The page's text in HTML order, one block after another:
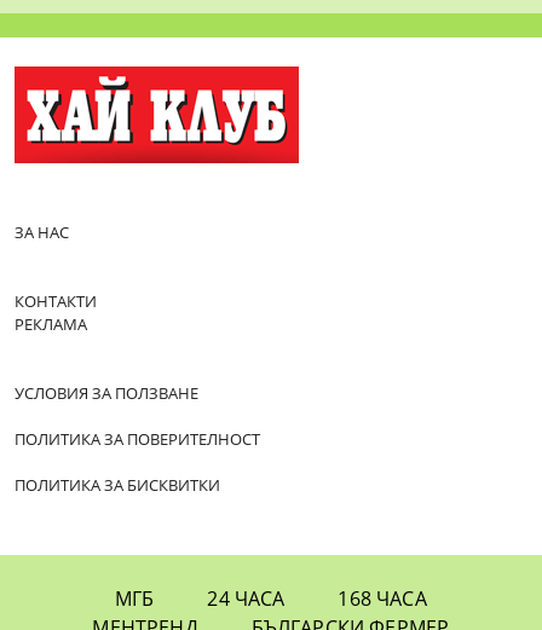
ЗА НАС
КОНТАКТИ
РЕКЛАМА
УСЛОВИЯ ЗА ПОЛЗВАНЕ
ПОЛИТИКА ЗА ПОВЕРИТЕЛНОСТ
ПОЛИТИКА ЗА БИСКВИТКИ
МГБ 24 ЧАСА
168 ЧАСА